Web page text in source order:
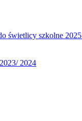
świetlicy szkolne
2024